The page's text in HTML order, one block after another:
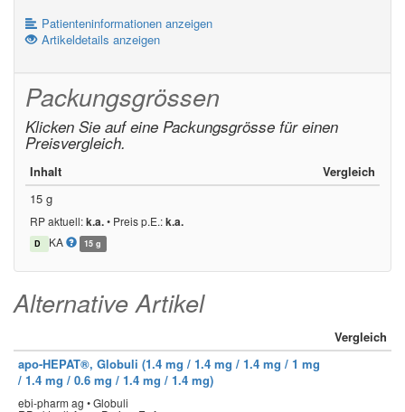
Patienteninformationen anzeigen
Artikeldetails anzeigen
Packungsgrössen
Klicken Sie auf eine Packungsgrösse für einen
Preisvergleich.
Inhalt
Vergleich
15 g
RP aktuell:k.a.• Preis p.E.:k.a.
D KA 15 g
Alternative Artikel
Vergleich
apo-HEPAT®, Globuli (1.4 mg / 1.4 mg / 1.4 mg / 1 mg
/ 1.4 mg / 0.6 mg / 1.4 mg / 1.4 mg)
ebi-pharm ag • Globuli